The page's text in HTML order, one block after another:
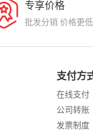
专享价格
批发分销 价格更低
支付方
在线支付
公司转账
发票制度